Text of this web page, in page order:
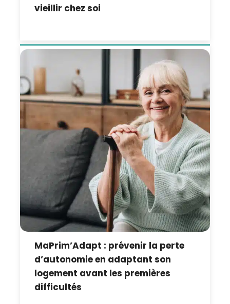
vieillir chez soi
MaPrim’Adapt : prévenir la perte
d’autonomie en adaptant son
logement avant les premières
difficultés